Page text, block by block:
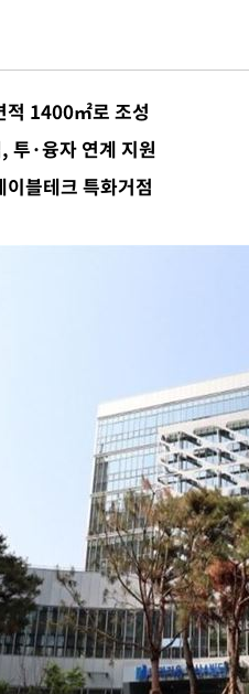
소통하기가 매우 어려워" 취임 3
행 항로 합의" 이란 외무부 대변인
풍 지나며 폭염 잠시 꺾인다"
맹공…"공산주의가 최대 위협"
'이란 호르무즈 통제권' 수용할까
대 안해…안정 전력 위해 불가피"
조 과잉생산 결과 발표 8월 중 예
내린 6478.75 개장
달 연속 사상 최대
도 관측 가능성도
3개 산불, 방화선 일부 구축
상 기대속 뉴욕증시 혼조 마감 다우
와 소통하기가 매우 어려워" 취임 3
행 항로 합의" 이란 외무부 대변인
적 1400㎡로 조성
투·융자 연계 지원
블테크 특화거점